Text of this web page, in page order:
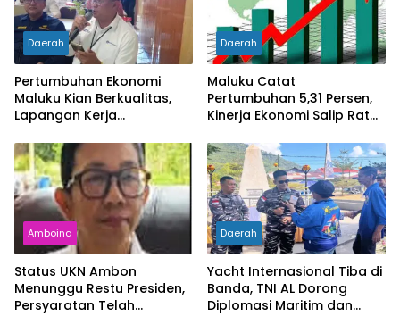
Daerah
Pertumbuhan Ekonomi
Maluku Kian Berkualitas,
Lapangan Kerja
Kemiskinan Turun
Daerah
Maluku Catat
Pertumbuhan 5,31 Persen,
Kinerja Ekonomi Salip Rata-
Amboina
Status UKN Ambon
Menunggu Restu Presiden,
Persyaratan Telah
Daerah
Yacht Internasional Tiba di
Banda, TNI AL Dorong
Diplomasi Maritim dan